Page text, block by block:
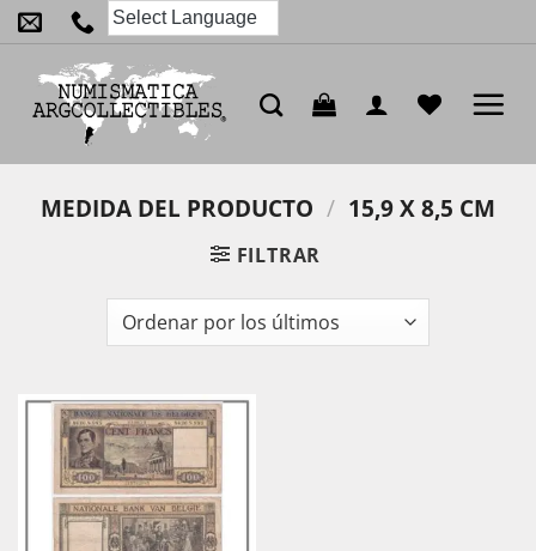
Saltar
al
contenido
MEDIDA DEL PRODUCTO / 15,9 X 8,5 CM
FILTRAR